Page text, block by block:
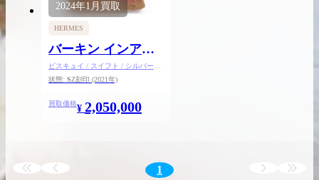
LINE査定
2024年1月 買取
HERMES
バーキン インアン
ドアウト25
ビスキュイ / スイフト / シルバー金
具
状態: SZ刻印 (2021年)
買取価格¥ 2,050,000
1